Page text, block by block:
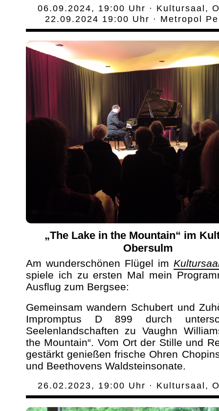
06.09.2024, 19:00 Uhr · Kultursaal,
22.09.2024 19:00 Uhr · Metropol
„The Lake in the Mountain“ im
Obersulm
Am wunderschönen Flügel im
spiele ich zu ersten Mal mein
Ausflug zum Bergsee:
Gemeinsam wandern Schubert und
Impromptus D 899 durch
Seelenlandschaften zu Vaughn
the Mountain“. Vom Ort der Stille und
gestärkt genießen frische Ohren
und Beethovens Waldsteinsonate.
26.02.2023, 19:00 Uhr · Kultursaal,